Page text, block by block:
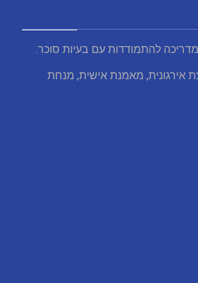
להתמודדות עם בעיות סוכר.
אירגונית, מאמנת אישית, מנחת